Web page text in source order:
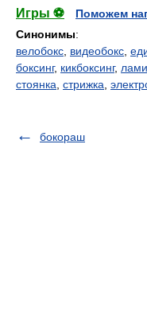
Игры ⚽
Поможем
Синонимы:
велобокс видеобокс
боксинг, кикбоксинг,
стоянка стрижка
бокораш